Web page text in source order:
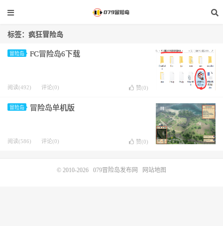
标签：疯狂冒险岛
冒险岛 FC冒险岛6下载
阅读(492) 评论(0) 赞(0)
冒险岛 冒险岛单机版
阅读(586) 评论(0) 赞(0)
© 2010-2026 079冒险岛发布网 网站地图